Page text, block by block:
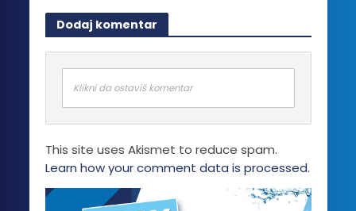
Dodaj komentar
Klikni da ostaviš komentar
This site uses Akismet to reduce spam.
Learn how your comment data is processed.